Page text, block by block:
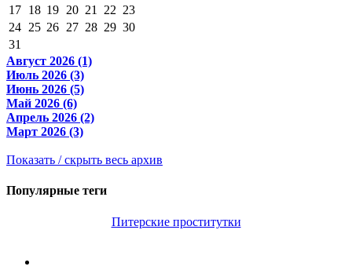
17 18 19 20 21 22 23
24 25 26 27 28 29 30
31
Август 2026 (1)
Июль 2026 (3)
Июнь 2026 (5)
Май 2026 (6)
Апрель 2026 (2)
Март 2026 (3)
Показать / скрыть весь архив
Популярные теги
Питерские проститутки